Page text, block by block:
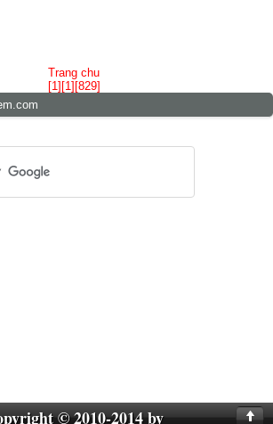
Trang chu
[1][1][829]
© 2010-2014 by